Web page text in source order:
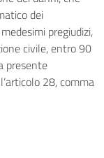
dei
pregiudizi,
civile, entro 90
presente
28, comma